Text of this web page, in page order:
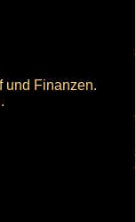
und Finanzen.